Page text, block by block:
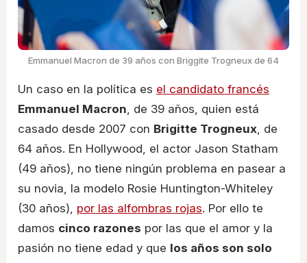
Emmanuel Macron de 39 años con Briggite Trogneux de 64
Un caso en la política es el candidato francés
Emmanuel Macron, de 39 años, quien está
casado desde 2007 con Brigitte Trogneux, de
64 años. En Hollywood, el actor Jason Statham
(49 años), no tiene ningún problema en pasear a
su novia, la modelo Rosie Huntington-Whiteley
(30 años), por las alfombras rojas. Por ello te
damos cinco razones por las que el amor y la
pasión no tiene edad y que los años son solo